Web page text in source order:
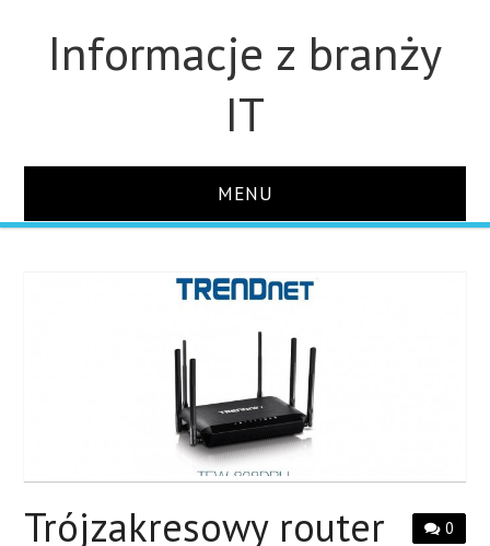
Informacje z branży
IT
MENU
0
Trójzakresowy router